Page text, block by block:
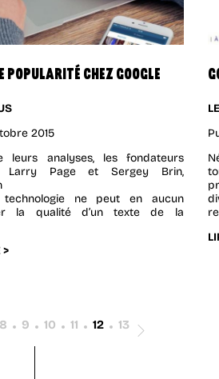
POPULARITÉ CHEZ GOOGLE
2015
leurs analyses, les fondateurs
Larry Page et Sergey Brin,
ne peut en aucun
la qualité d’un texte de la
>
8 9 10 11 12 13